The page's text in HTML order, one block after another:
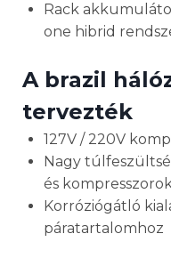
Rack
one hibrid
A brazil
tervezték
127V / 220V
Nagy
és
Korróziógátló
páratartalomhoz